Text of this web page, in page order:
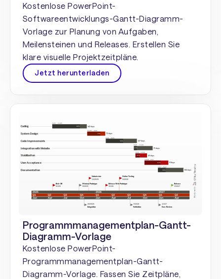
Kostenlose PowerPoint-
Softwareentwicklungs-Gantt-Diagramm-
Vorlage zur Planung von Aufgaben,
Meilensteinen und Releases. Erstellen Sie
klare visuelle Projektzeitpläne.
Jetzt herunterladen
Programmmanagementplan-Gantt-
Diagramm-Vorlage
Kostenlose PowerPoint-
Programmmanagementplan-Gantt-
Diagramm-Vorlage. Fassen Sie Zeitpläne,